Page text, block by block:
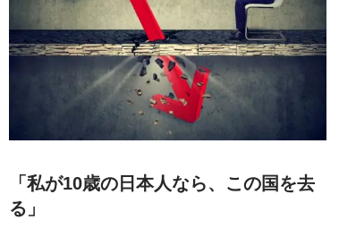
「私が10歳の日本人なら、この国を去
る」